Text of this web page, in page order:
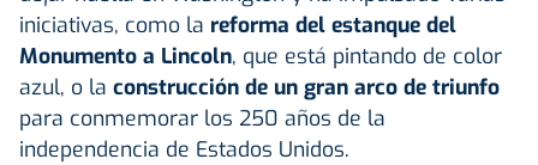
iniciativas, como la reforma del estanque del
Monumento a Lincoln, que está pintando de color
azul, o la construcción de un gran arco de triunfo
para conmemorar los 250 años de la
independencia de Estados Unidos.